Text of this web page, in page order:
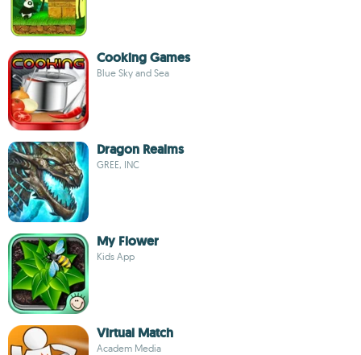
Cooking Games
Blue Sky and Sea
Dragon Realms
GREE, INC
My Flower
Kids App
Virtual Match
Academ Media